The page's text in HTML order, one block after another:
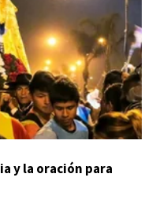
y la oración para